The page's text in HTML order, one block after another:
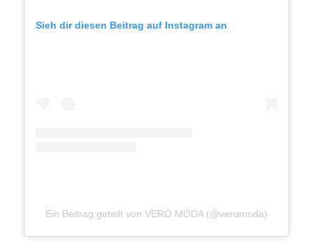
Sieh dir diesen Beitrag auf Instagram an
Ein Beitrag geteilt von VERO MODA (@veromoda)